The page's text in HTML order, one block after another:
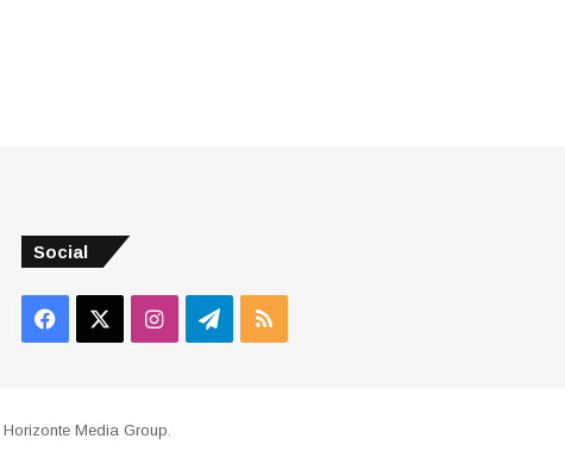
Social
Facebook InstagramTelegram
RSS
Horizonte Media Group